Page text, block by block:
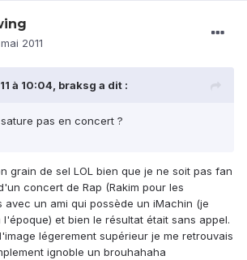
2011
à 10:04, braksg a dit :
pas en concert ?
grain de sel LOL bien que je ne soit pas fan
concert de Rap (Rakim pour les
avec un ami qui possède un iMachin (je
l'époque) et bien le résultat était sans appel.
légerement supérieur je me retrouvais
ignoble un brouhahaha